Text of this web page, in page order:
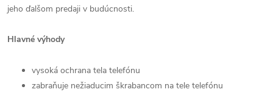
jeho ďalšom predaji v budúcnosti.
Hlavné výhody
vysoká ochrana tela telefónu
zabraňuje nežiaducim škrabancom na tele telefónu